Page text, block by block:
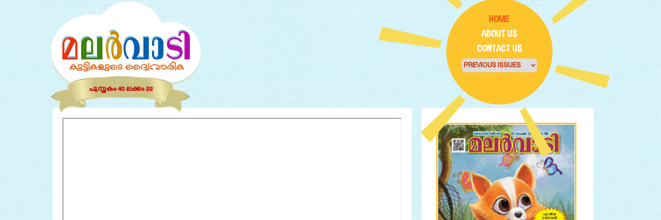
പുസ്തകം 40 ലക്കം 22
HOME
ABOUT US
CONTACT US